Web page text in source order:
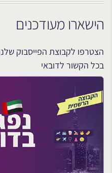
הישארו מעודכנים
הצטרפו לקבוצת הפייסבוק
בכל הקשור לדובאי